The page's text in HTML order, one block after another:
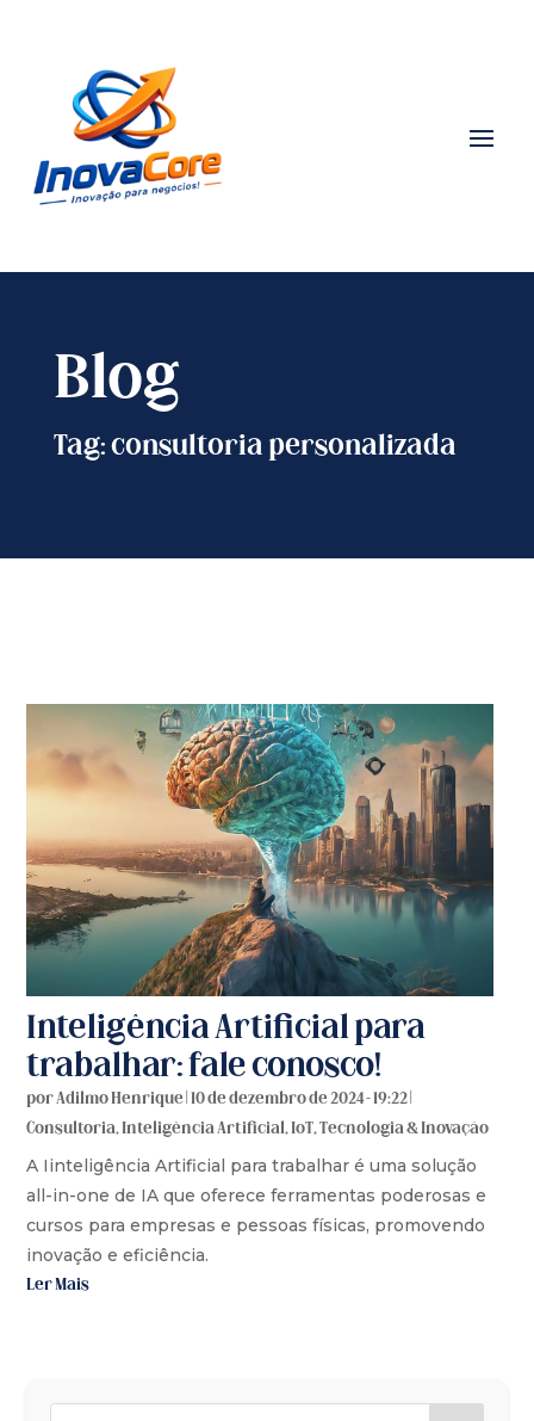
Blog
Tag: consultoria personalizada
Inteligência Artificial para
trabalhar: fale conosco!
porAdilmo Henrique |10 de dezembro de 2024 - 19:22
Consultoria,Inteligência Artificial,IoT,Tecnologia & Inovação
A Iinteligência Artificial para trabalhar é uma solução
all-in-one de IA que oferece ferramentas poderosas e
cursos para empresas e pessoas físicas, promovendo
inovação e eficiência.
Ler Mais